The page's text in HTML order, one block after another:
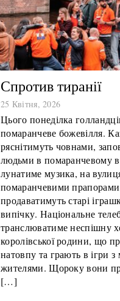
Спротив тиранії
25 Квітня, 2026
Цього понеділка
помаранчеве божевілля.
ряснітимуть човнами,
людьми в помаранчевому
лунатиме музика, на
помаранчевими
продаватимуть старі
випічку. Національне
транслюватиме неспішну
королівської родини, що
натовпу та грають в ігри з
жителями. Щороку вони
[…]